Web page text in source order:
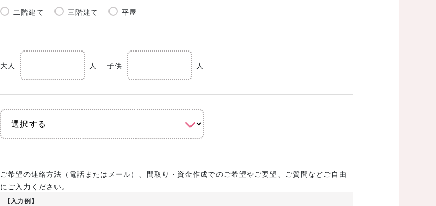
二階建て 三階建て 平屋
大人 人 子供 人
ご希望の連絡方法（電話またはメール）、間取り・資金作成でのご希望やご要望、ご質問などご自由
にご入力ください。
【入力例】